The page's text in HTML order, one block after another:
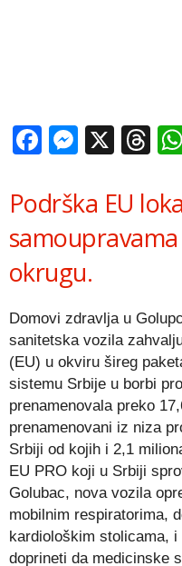
Facebook
X
Podrška EU
okrugu.
Domovi zdravlja u
sanitetska vozila
(EU) u okviru šireg
sistemu Srbije u borbi
prenamenovala preko
prenamenovani iz niza
Srbiji od kojih i 2,1
EU PRO koji u Srbiji
Golubac, nova vozila
mobilnim respiratorima,
kardiološkim stolicama,
doprineti da medicinske